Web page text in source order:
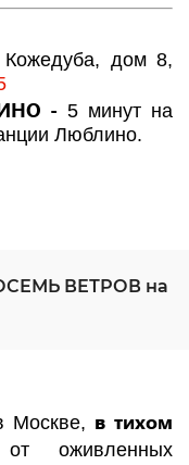
дом 8,
-5 минут на
Люблино.
ВЕТРОВ на
Москве, в тихом
оживленных